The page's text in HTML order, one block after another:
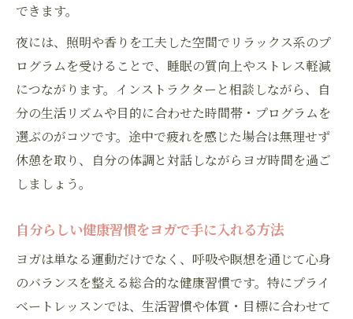
できます。
夜には、照明や香りを工夫した空間でリラックス系のプ
ログラムを受けることで、睡眠の質向上やストレス軽減
につながります。インストラクターと相談しながら、自
分の生活リズムや目的に合わせた時間帯・プログラムを
選ぶのがコツです。途中で疲れを感じた場合は無理せず
休憩を取り、自分の体調と対話しながらヨガ時間を過ご
しましょう。
自分らしい健康習慣をヨガで手に入れる方法
ヨガは単なる運動だけでなく、呼吸や瞑想を通じて心身
のバランスを整える総合的な健康習慣です。特にプライ
ベートレッスンでは、生活習慣や体質・目標に合わせて